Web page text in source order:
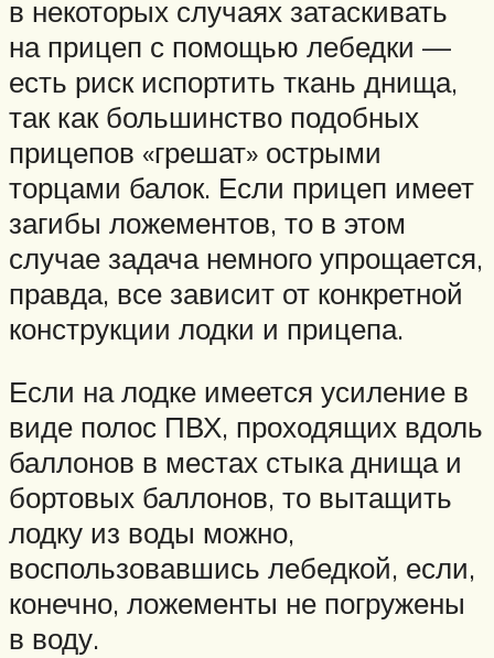
в некоторых случаях затаскивать
на прицеп с помощью лебедки —
есть риск испортить ткань днища,
так как большинство подобных
прицепов «грешат» острыми
торцами балок. Если прицеп имеет
загибы ложементов, то в этом
случае задача немного упрощается,
правда, все зависит от конкретной
конструкции лодки и прицепа.
Если на лодке имеется усиление в
виде полос ПВХ, проходящих вдоль
баллонов в местах стыка днища и
бортовых баллонов, то вытащить
лодку из воды можно,
воспользовавшись лебедкой, если,
конечно, ложементы не погружены
в воду.